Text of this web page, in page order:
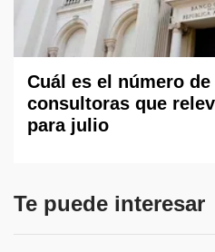
Cuál es el número
consultoras que
para julio
Te puede interesar